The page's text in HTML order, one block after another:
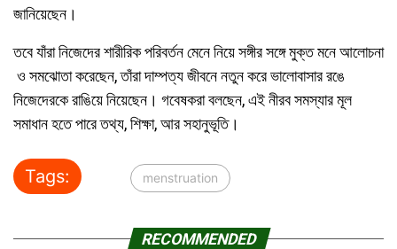
জানিয়েছেন।
তবে যাঁরা নিজেদের শারীরিক পরিবর্তন মেনে নিয়ে সঙ্গীর সঙ্গে মুক্ত মনে আলোচনা
ও সমঝোতা করেছেন, তাঁরা দাম্পত্য জীবনে নতুন করে ভালোবাসার রঙে
নিজেদেরকে রাঙিয়ে নিয়েছেন। গবেষকরা বলছেন, এই নীরব সমস্যার মূল
সমাধান হতে পারে তথ্য, শিক্ষা, আর সহানুভূতি।
Tags: menstruation
RECOMMENDED